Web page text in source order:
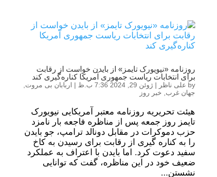
روزنامه «نیویورک تایمز» از بایدن خواست از رقابت
برای انتخابات ریاست جمهوری آمریکا کناره‌گیری کند
by علی ناظر | ژوئن 29, 2024 7:36 ب.ظ | اربابان بی مروت
جهان غرب
خبر روز
هیئت تحریریه روزنامه معتبر آمریکایی نیویورک
تایمز روز جمعه پس از مناظره فاجعه بار نامزد
حزب دموکرات در مقابل دونالد ترامپ، جو بایدن
را به کناره گیری از رقابت برای رسیدن به کاخ
سفید دعوت کرد. اما بایدن با اعتراف به عملکرد
ضعیف خود در این مناظره، گفت که توانایی
نشستن...